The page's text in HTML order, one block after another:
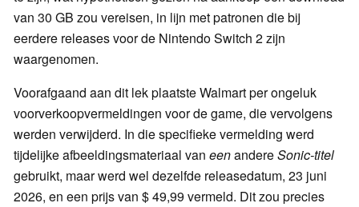
van 30 GB zou vereisen, in lijn met patronen die bij
eerdere releases voor de Nintendo Switch 2 zijn
waargenomen.
Voorafgaand aan dit lek plaatste Walmart per ongeluk
voorverkoopvermeldingen voor de game, die vervolgens
werden verwijderd. In die specifieke vermelding werd
tijdelijke afbeeldingsmateriaal van eenandereSonic-titel
gebruikt, maar werd wel dezelfde releasedatum, 23 juni
2026, en een prijs van $ 49,99 vermeld. Dit zou precies